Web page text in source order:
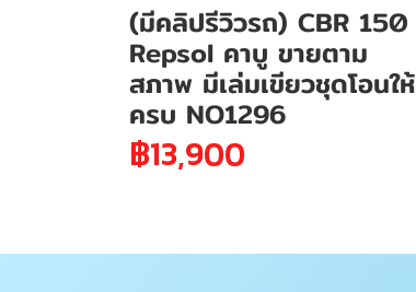
(มีคลิปรีวิวรถ) CBR 150
Repsol คาบู ขายตาม
สภาพ มีเล่มเขียวชุดโอนให้
ครบ NO1296
฿13,900